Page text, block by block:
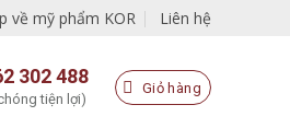
về mỹ phẩm KOR Liên hệ
302 488
tiện lợi)
Giỏ hàng